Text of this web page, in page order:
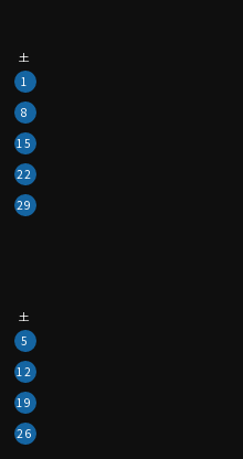
土
1
8
15
22
29
土
5
12
19
26